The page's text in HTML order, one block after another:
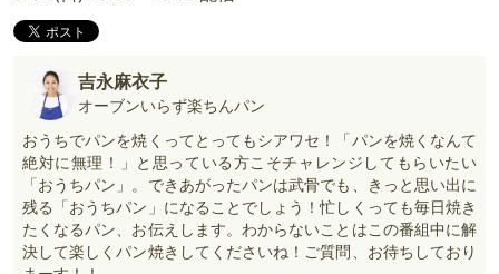
吉永麻衣子
オーブンいらず楽ちんパン
おうちでパンを焼くってとってもシアワセ！「パンを焼くなんて
絶対に無理！」と思っている方こそチャレンジしてもらいたい
「おうちパン」。できあがったパンは武骨でも、きっと思い出に
残る「おうちパン」になることでしょう！忙しくっても毎日焼き
たくなるパン、お伝えします。わからないことはこの番組中に解
決して楽しくパン焼きしてくださいね！ご質問、お待ちしており